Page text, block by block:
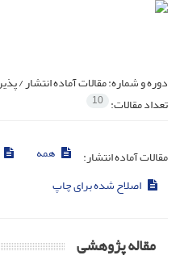
دوره و شماره:مقالات آماده انتشار /
تعداد مقالات: 10
مقالات آماده انتشار: همه
اصلاح شده برای چاپ
مقاله پژوهشی